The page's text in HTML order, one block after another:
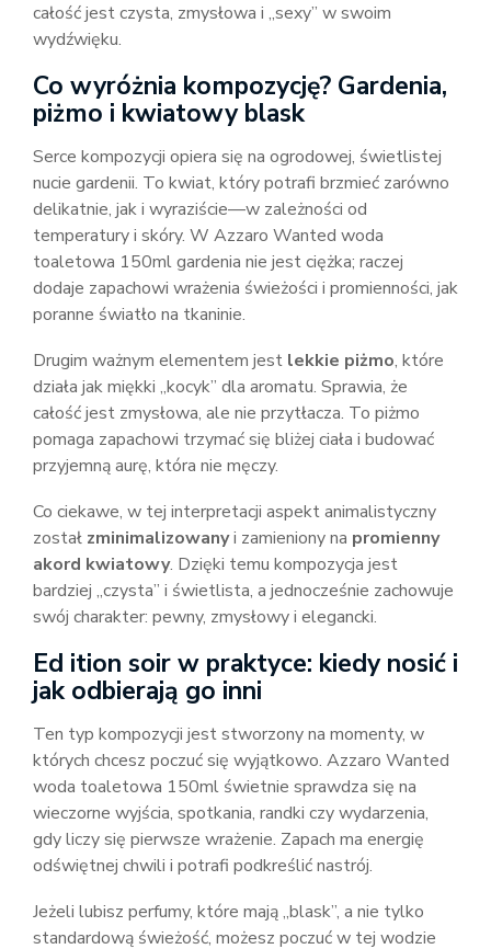
całość jest czysta, zmysłowa i „sexy” w swoim
wydźwięku.
Co wyróżnia kompozycję? Gardenia,
piżmo i kwiatowy blask
Serce kompozycji opiera się na ogrodowej, świetlistej
nucie gardenii. To kwiat, który potrafi brzmieć zarówno
delikatnie, jak i wyraziście—w zależności od
temperatury i skóry. W Azzaro Wanted woda
toaletowa 150ml gardenia nie jest ciężka; raczej
dodaje zapachowi wrażenia świeżości i promienności, jak
poranne światło na tkaninie.
Drugim ważnym elementem jest lekkie piżmo, które
działa jak miękki „kocyk” dla aromatu. Sprawia, że
całość jest zmysłowa, ale nie przytłacza. To piżmo
pomaga zapachowi trzymać się bliżej ciała i budować
przyjemną aurę, która nie męczy.
Co ciekawe, w tej interpretacji aspekt animalistyczny
został zminimalizowanyi zamieniony na promienny
akord kwiatowy. Dzięki temu kompozycja jest
bardziej „czysta” i świetlista, a jednocześnie zachowuje
swój charakter: pewny, zmysłowy i elegancki.
Ed ition soir w praktyce: kiedy nosić i
jak odbierają go inni
Ten typ kompozycji jest stworzony na momenty, w
których chcesz poczuć się wyjątkowo. Azzaro Wanted
woda toaletowa 150ml świetnie sprawdza się na
wieczorne wyjścia, spotkania, randki czy wydarzenia,
gdy liczy się pierwsze wrażenie. Zapach ma energię
odświętnej chwili i potrafi podkreślić nastrój.
Jeżeli lubisz perfumy, które mają „blask”, a nie tylko
standardową świeżość, możesz poczuć w tej wodzie